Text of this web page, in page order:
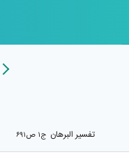
تفسیر البرهان ج۱ ص۶۹۱